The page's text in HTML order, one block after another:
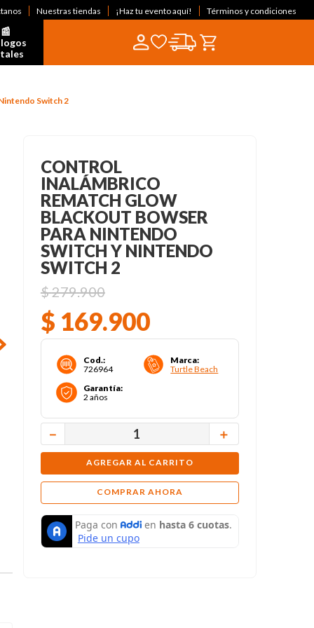
Nuestras tiendas ¡Haz tu evento aquí! Términos y condiciones
Switch 2
CONTROL
INALÁMBRICO
REMATCH GLOW
BLACKOUT BOWSER
PARA NINTENDO
SWITCH Y NINTENDO
SWITCH 2
$279.900
$ 169.900
Cod.:
726964
Marca:
Turtle Beach
Garantía:
2 años
＋
－
AGREGAR AL CARRITO
COMPRAR AHORA